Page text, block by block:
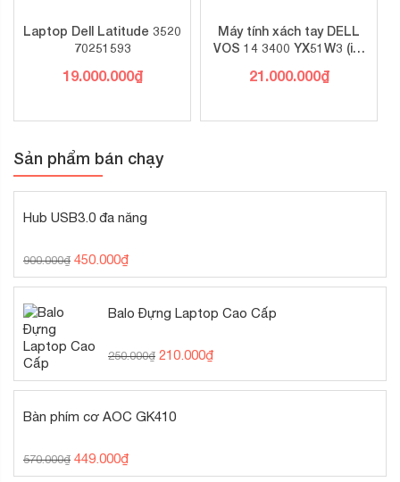
Laptop Dell Latitude 3520
70251593
19.000.000₫
Máy tính xách tay DELL
VOS 14 3400 YX51W3 (i5-
14.0FHD / 3C42WHr/ ĐEN/
21.000.000₫
Sản phẩm bán chạy
Hub USB3.0 đa năng
900.000₫ 450.000₫
Balo Đựng Laptop Cao Cấp
250.000₫ 210.000₫
Bàn phím cơ AOC GK410
570.000₫ 449.000₫